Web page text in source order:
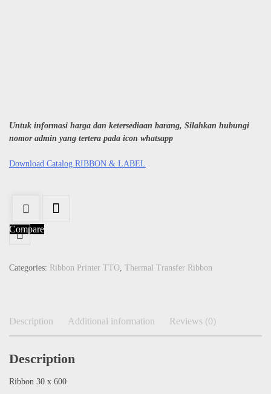
Untuk informasi harga dan ketersediaan barang, Silahkan hubungi
nomor admin yang tertera pada icon whatsapp
Download Catalog RIBBON & LABEL
Compare
Categories: Ribbon Printer TTO, Thermal Transfer Ribbon
Description Additional information Reviews (0)
Description
Ribbon 30 x 600